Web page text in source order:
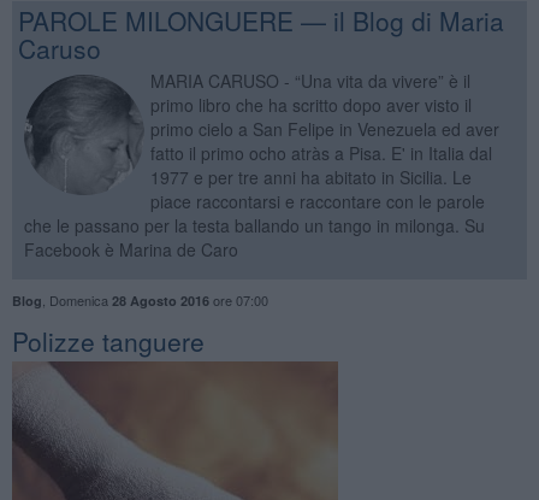
PAROLE MILONGUERE — il Blog di Maria
Caruso
MARIA CARUSO - “Una vita da vivere” è il
primo libro che ha scritto dopo aver visto il
primo cielo a San Felipe in Venezuela ed aver
fatto il primo ocho atràs a Pisa. E' in Italia dal
1977 e per tre anni ha abitato in Sicilia. Le
piace raccontarsi e raccontare con le parole
che le passano per la testa ballando un tango in milonga. Su
Facebook è Marina de Caro
Blog Domenica 28 Agosto 2016ore 07:00
Polizze tanguere